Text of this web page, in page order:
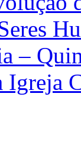
–
Igreja